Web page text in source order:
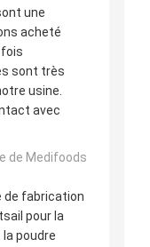
une
acheté
sont très
usine.
avec
de Medifoods
de fabrication
pour la
poudre